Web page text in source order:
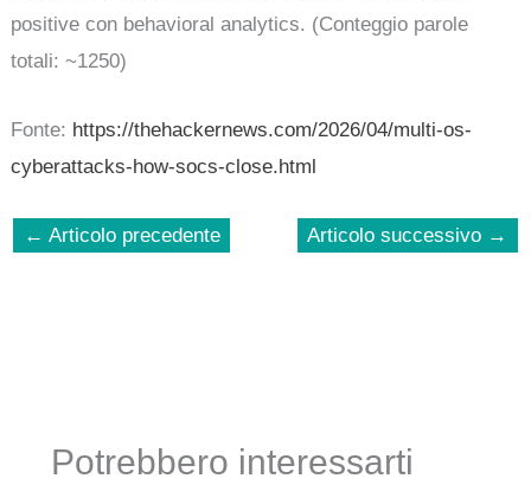
positive con behavioral analytics. (Conteggio parole
totali: ~1250)
Fonte: https://thehackernews.com/2026/04/multi-os-
cyberattacks-how-socs-close.html
← Articolo precedente Articolo successivo →
Potrebbero interessarti